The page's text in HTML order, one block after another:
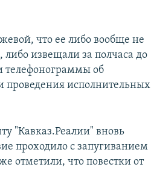
что ее либо вообще не
извещали за полчаса до
телефонограммы об
исполнительных
"Кавказ.Реалии" вновь
проходило с запугиванием
отметили, что повестки от